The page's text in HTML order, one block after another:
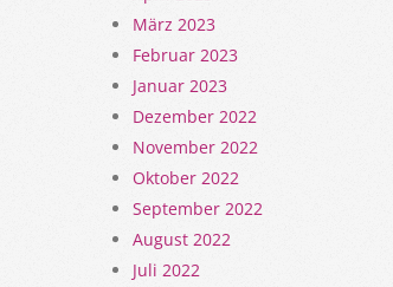
März 2023
Februar 2023
Januar 2023
Dezember 2022
November 2022
Oktober 2022
September 2022
August 2022
Juli 2022